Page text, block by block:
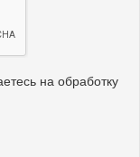
на обработку